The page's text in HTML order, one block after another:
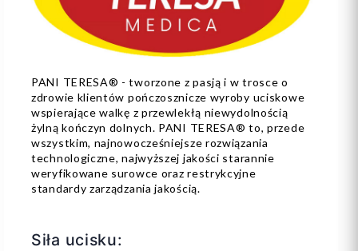
PANI TERESA® - tworzone z pasją i w trosce o
zdrowie klientów pończosznicze wyroby uciskowe
wspierające walkę z przewlekłą niewydolnością
żylną kończyn dolnych. PANI TERESA® to, przede
wszystkim, najnowocześniejsze rozwiązania
technologiczne, najwyższej jakości starannie
weryfikowane surowce oraz restrykcyjne
standardy zarządzania jakością.
Siła ucisku: